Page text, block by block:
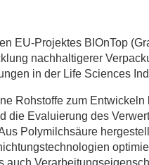
EU-Projektes BIOnTop
nachhaltigerer
in der Life Sciences
Rohstoffe zum Entwickeln
die Evaluierung des
Polymilchsäure